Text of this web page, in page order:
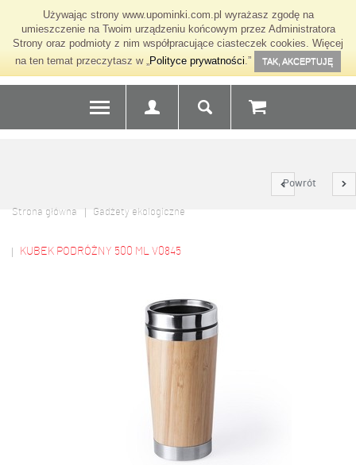
Używając strony www.upominki.com.pl wyrażasz zgodę na
umieszczenie na Twoim urządzeniu końcowym przez Administratora
Strony oraz podmioty z nim współpracujące ciasteczek cookies. Więcej
na ten temat przeczytasz w „Polityce prywatności.” TAK, AKCEPTUJĘ
Powrót
Strona główna Gadżety ekologiczne
KUBEK PODRÓŻNY 500 ML V0845